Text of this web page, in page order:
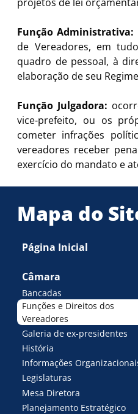
Função Administrativa:
de Vereadores, em
quadro de pessoal, à
elaboração de seu
Função Julgadora:
vice-prefeito, ou os
cometer infrações
vereadores receber
exercício do mandato e
Mapa do
Página Inicial
Câmara
Bancadas
Funções e Direitos dos
Vereadores
Galeria de ex-presidentes
História
Informações
Legislaturas
Mesa Diretora
Planejamento Estratégico